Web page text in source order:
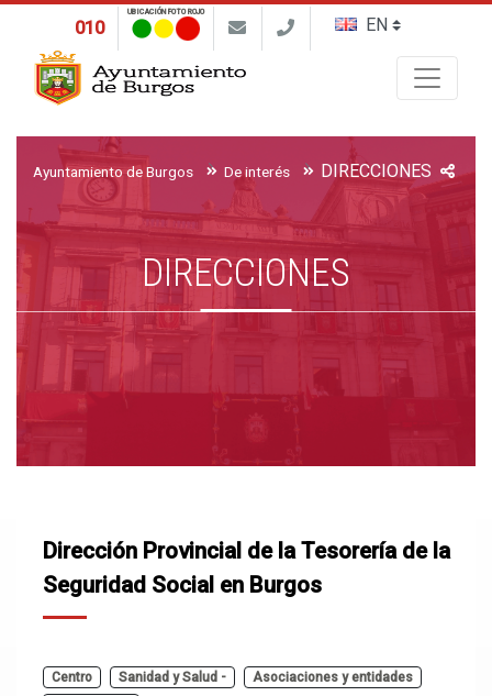
010
UBICACIÓN FOTO ROJO
Ayuntamiento de Burgos De interés DIRECCIONES
DIRECCIONES
Dirección Provincial de la Tesorería de la
Seguridad Social en Burgos
Centro Sanidad y Salud -
Asociaciones y entidades